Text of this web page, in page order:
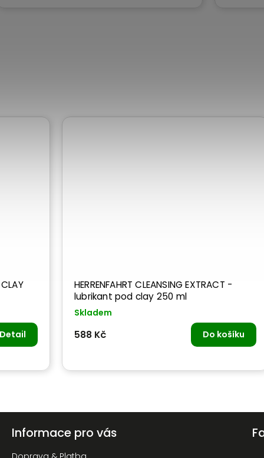
Detail
HERRENFAHRT CLEANSING EXTRACT -
lubrikant pod clay 250 ml
Skladem
588 Kč Do košíku
Informace pro vás